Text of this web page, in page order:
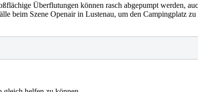
Überflutungen können rasch abgepumpt werden,
beim Szene Openair in Lustenau, um den Campingplatz zu